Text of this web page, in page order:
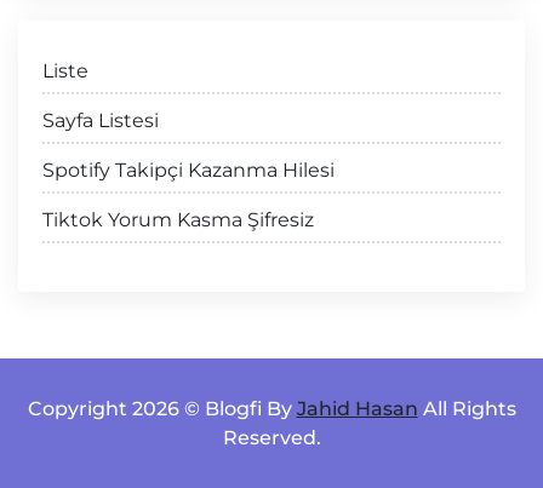
Liste
Sayfa Listesi
Spotify Takipçi Kazanma Hilesi
Tiktok Yorum Kasma Şifresiz
Copyright 2026 © Blogfi By Jahid Hasan All Rights
Reserved.